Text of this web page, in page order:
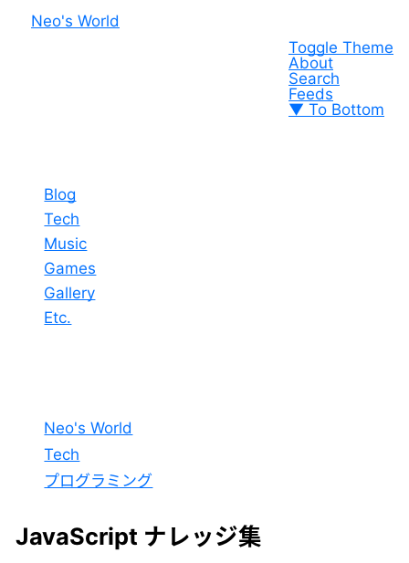
Neo's World
Toggle Theme
About
Search
Feeds
▼ To Bottom
Blog
Tech
Music
Games
Gallery
Etc.
Neo's World
Tech
プログラミング
JavaScript ナレッジ集